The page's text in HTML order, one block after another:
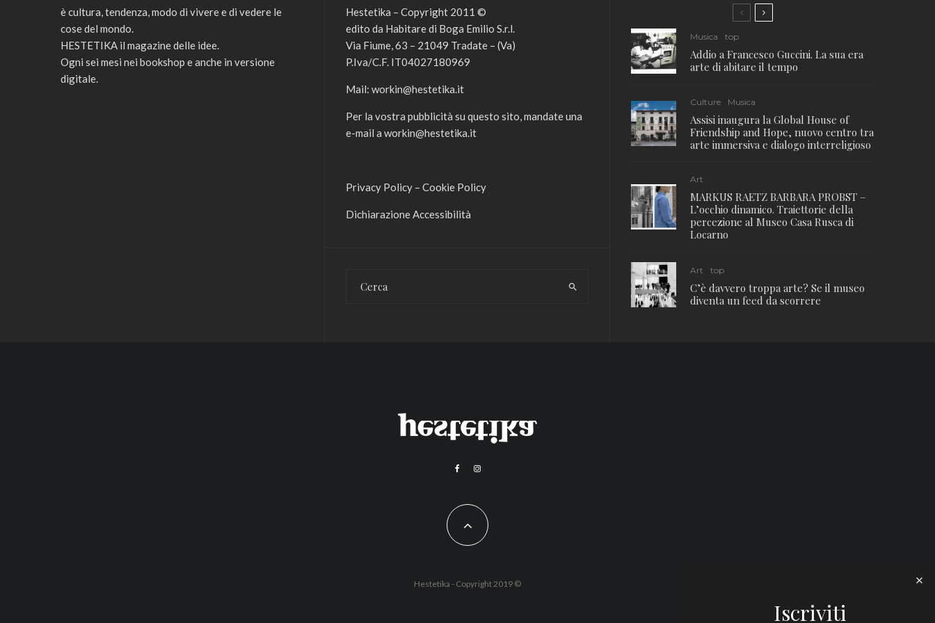
è cultura, tendenza, modo di vivere e di vedere le
cose del mondo.
HESTETIKA il magazine delle idee.
Ogni sei mesi nei bookshop e anche in versione
digitale.
Hestetika – Copyright 2011 ©
edito da Habitare di Boga Emilio S.r.l.
Via Fiume, 63 – 21049 Tradate – (Va)
P.Iva/C.F. IT04027180969
Mail: workin@hestetika.it
Per la vostra pubblicità su questo sito, mandate una
e-mail a workin@hestetika.it
Privacy Policy – Cookie Policy
Dichiarazione Accessibilità
Musica top
Addio a Francesco Guccini. La sua era
arte di abitare il tempo
Culture Musica
Assisi inaugura la Global House of
Friendship and Hope, nuovo centro tra
arte immersiva e dialogo interreligioso
Art
MARKUS RAETZ BARBARA PROBST –
L’occhio dinamico. Traiettorie della
percezione al Museo Casa Rusca di
Locarno
Art top
C’è davvero troppa arte? Se il museo
diventa un feed da scorrere
Hestetika - Copyright 2019 ©
Iscriviti